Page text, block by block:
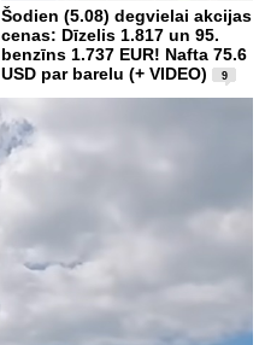
Šodien (5.08) degvielai akcijas
cenas: Dīzelis 1.817 un 95.
benzīns 1.737 EUR! Nafta 75.6
USD par barelu (+ VIDEO)
9